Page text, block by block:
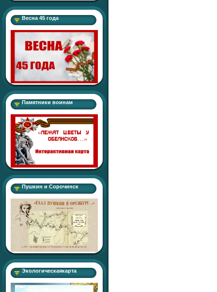
Весна 45 года
Памятники воинам
Пушкин и Сорочинск
Экологическаякарта